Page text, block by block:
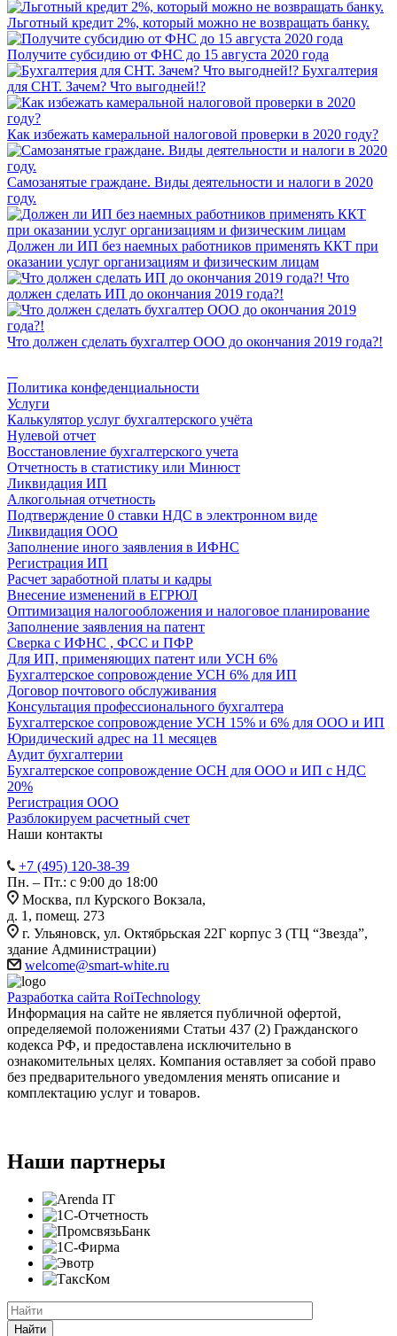
Льготный кредит 2%, который можно не возвращать банку.
Получите субсидию от ФНС до 15 августа 2020 года
Бухгалтерия
для СНТ. Зачем? Что выгодней!?
Как избежать камеральной налоговой проверки в 2020 году?
Самозанятые граждане. Виды деятельности и налоги в 2020
году.
Должен ли ИП без наемных работников применять ККТ при
оказании услуг организациям и физическим лицам
Что
должен сделать ИП до окончания 2019 года?!
Что должен сделать бухгалтер ООО до окончания 2019 года?!
Политика конфеденциальности
Услуги
Калькулятор услуг бухгалтерского учёта
Нулевой отчет
Восстановление бухгалтерского учета
Отчетность в статистику или Минюст
Ликвидация ИП
Алкогольная отчетность
Подтверждение 0 ставки НДС в электронном виде
Ликвидация ООО
Заполнение иного заявления в ИФНС
Регистрация ИП
Расчет заработной платы и кадры
Внесение изменений в ЕГРЮЛ
Оптимизация налогообложения и налоговое планирование
Заполнение заявления на патент
Сверка с ИФНС , ФСС и ПФР
Для ИП, применяющих патент или УСН 6%
Бухгалтерское сопровождение УСН 6% для ИП
Договор почтового обслуживания
Консультация профессионального бухгалтера
Бухгалтерское сопровождение УСН 15% и 6% для ООО и ИП
Юридический адрес на 11 месяцев
Аудит бухгалтерии
Бухгалтерское сопровождение ОСН для ООО и ИП с НДС
20%
Регистрация ООО
Разблокируем расчетный счет
Наши контакты
+7 (495) 120-38-39
Пн. – Пт.: с 9:00 до 18:00
Москва, пл Курского Вокзала,
д. 1, помещ. 273
г. Ульяновск, ул. Октябрьская 22Г корпус 3 (ТЦ “Звезда”,
здание Администрации)
welcome@smart-white.ru
Разработка сайта RoiTechnology
Информация на сайте не является публичной офертой,
определяемой положениями Статьи 437 (2) Гражданского
кодекса РФ, и предоставлена исключительно в
ознакомительных целях. Компания оставляет за собой право
без предварительного уведомления менять описание и
комплектацию услуг и товаров.
Наши партнеры
Найти